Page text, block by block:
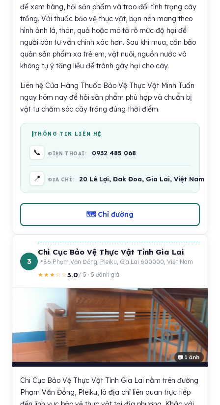
để xem hàng, hỏi sản phẩm và trao đổi tình trạng cây
trồng. Với thuốc bảo vệ thực vật, bạn nên mang theo
hình ảnh lá, thân, quả hoặc mô tả rõ mức độ hại để
người bán tư vấn chính xác hơn. Sau khi mua, cần bảo
quản sản phẩm xa trẻ em, vật nuôi, nguồn nước và
không tự ý tăng liều để tránh gây hại cho cây.
Liên hệ Cửa Hàng Thuốc Bảo Vệ Thực Vật Minh Tuấn
ngay hôm nay để hỏi sản phẩm phù hợp và chuẩn bị
vật tư chăm sóc cây trồng đúng thời điểm.
THÔNG TIN LIÊN HỆ
📞 ĐIỆN THOẠI: 0932 485 068
📍 ĐỊA CHỈ: 20 Lê Lợi, Đak Đoa, Gia Lai, Việt Nam
🗺 Chỉ đường
3
Chi Cục Bảo Vệ Thực Vật Tỉnh Gia Lai
86 Phạm Văn Đồng, Pleiku, Gia Lai 600000, Việt Nam
★★★☆☆3.0/ 5 · 5 đánh giá
📷 1 ảnh
Chi Cục Bảo Vệ Thực Vật Tỉnh Gia Lai nằm trên đường
Phạm Văn Đồng, Pleiku, là địa chỉ liên quan trực tiếp